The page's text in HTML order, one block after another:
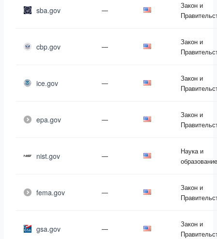
sba.gov —
Закон и
cbp.gov —
Закон и
ice.gov —
Закон и
epa.gov —
Закон и
nist.gov —
Наука и
образование
fema.gov —
Закон и
gsa.gov —
Закон и